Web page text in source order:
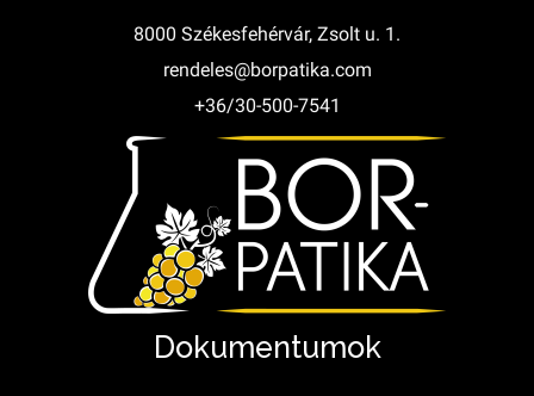
8000 Székesfehérvár, Zsolt u. 1.
rendeles@borpatika.com
+36/30-500-7541
Dokumentumok